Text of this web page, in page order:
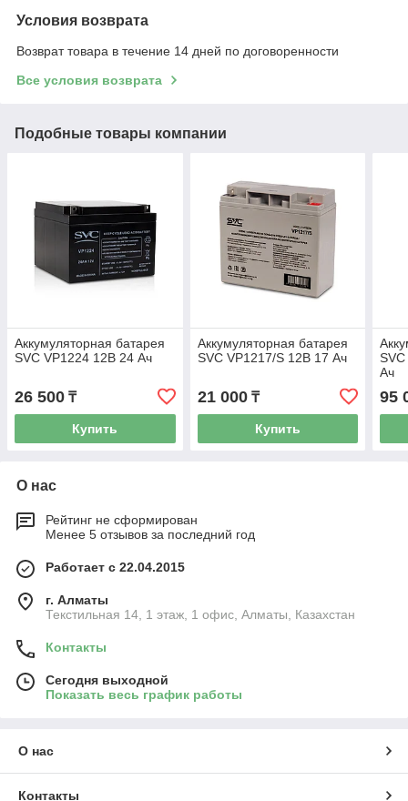
Условия возврата
Возврат товара в течение 14 дней по договоренности
Все условия возврата
Подобные товары компании
Аккумуляторная батарея
SVC VP1224 12В 24 Ач
26 500 ₸
Купить
Аккумуляторная батарея
SVC VP1217/S 12В 17 Ач
21 000₸
Купить
Ач
95
О нас
Рейтинг не сформирован
Менее 5 отзывов за последний год
Работает с 22.04.2015
г. Алматы
Текстильная 14, 1 этаж, 1 офис, Алматы, Казахстан
Контакты
Сегодня выходной
Показать весь график работы
О нас
Контакты